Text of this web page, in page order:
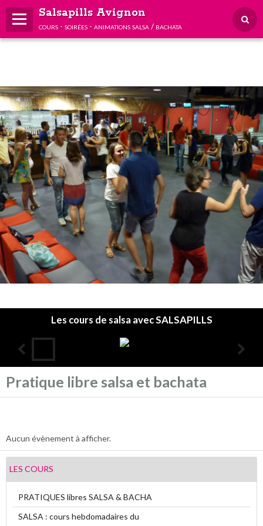
Salsapills Avignon
cours - soirées - animations salsa / bachata
Les cours de salsa avec SALSAPILLS
Accueil
Infos pratiques
Agenda
Annuaire
Album photos
Pratique libre salsa et bachata
Aucun évènement à afficher.
LES COURS
PRATIQUES libres SALSA & BACHA
SALSA : cours hebdomadaires du